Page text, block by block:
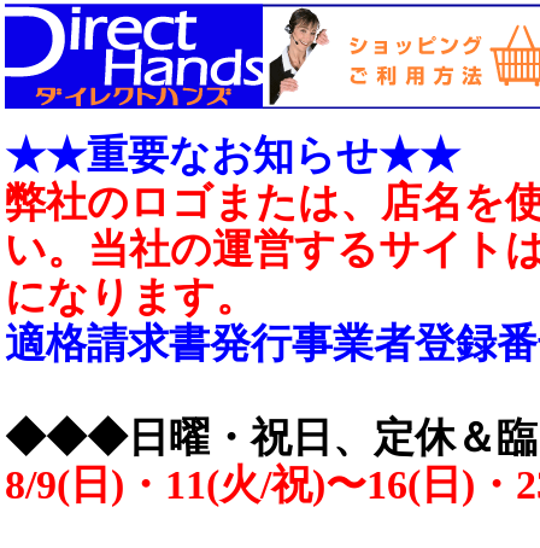
★★重要なお知らせ★★
弊社のロゴまたは、店名を
い。当社の運営するサイト
になります。
適格請求書発行事業者登録番
◆◆◆日曜・祝日、定休＆
8/9(日)・11(火/祝)〜16(日)